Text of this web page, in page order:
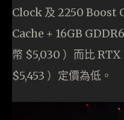
Clock 及 2250
Cache + 16GB
幣 $5,030 ）而比
$5,453 ）定價為低。